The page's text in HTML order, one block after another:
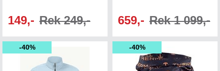
149,- Rek 249,- 659,- Rek 1 099,-
40% 40%